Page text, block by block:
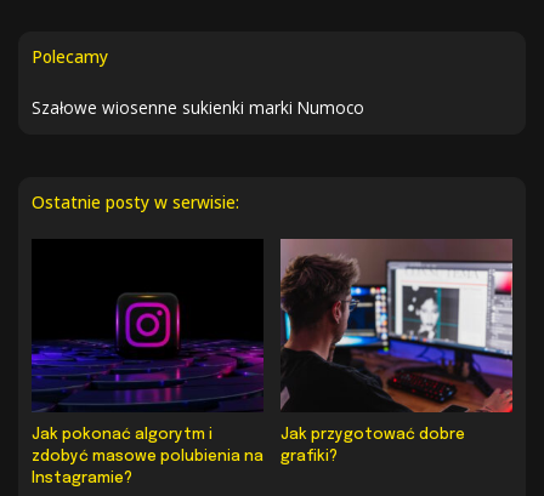
Polecamy
Szałowe wiosenne sukienki marki Numoco
Ostatnie posty w serwisie:
Jak pokonać algorytm i
zdobyć masowe polubienia na
Instagramie?
Jak przygotować dobre
grafiki?